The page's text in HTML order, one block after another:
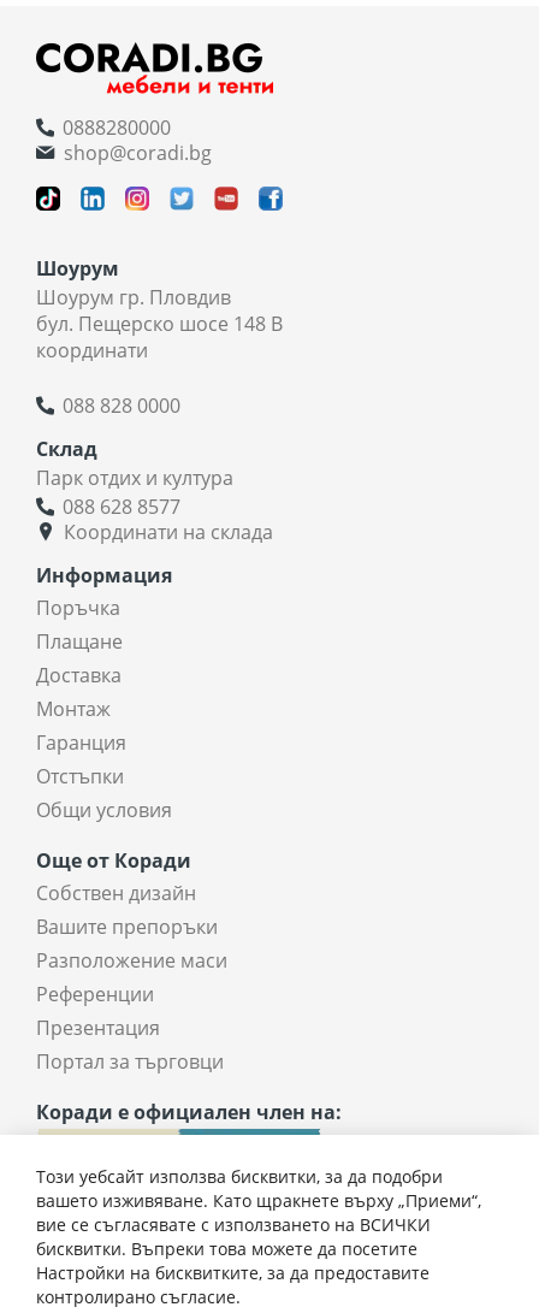
92,00 € / 179,94 лв.
0888280000
shop@coradi.bg
Шоурум
Шоурум гр. Пловдив
бул. Пещерско шосе 148 В
координати
088 828 0000
Склад
Парк отдих и култура
088 628 8577
Координати на склада
Информация
Поръчка
Плащане
Доставка
Монтаж
Гаранция
Отстъпки
Общи условия
Още от Коради
Собствен дизайн
Вашите препоръки
Разположение маси
Референции
Презентация
Портал за търговци
Коради е официален член на:
Този уебсайт използва бисквитки, за да подобри
вашето изживяване. Като щракнете върху „Приеми“,
вие се съгласявате с използването на ВСИЧКИ
бисквитки. Въпреки това можете да посетите
Настройки на бисквитките, за да предоставите
контролирано съгласие.